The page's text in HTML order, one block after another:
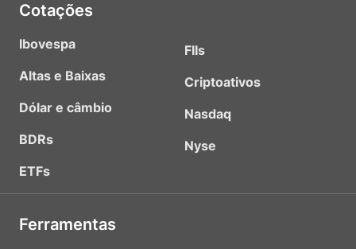
Cotações
Ibovespa
Altas e Baixas
Dólar e câmbio
BDRs
ETFs
FIIs
Criptoativos
Nasdaq
Nyse
Ferramentas